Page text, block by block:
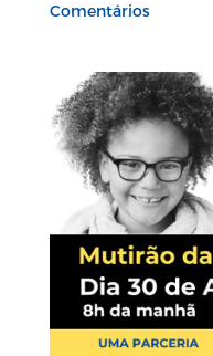
Comentários